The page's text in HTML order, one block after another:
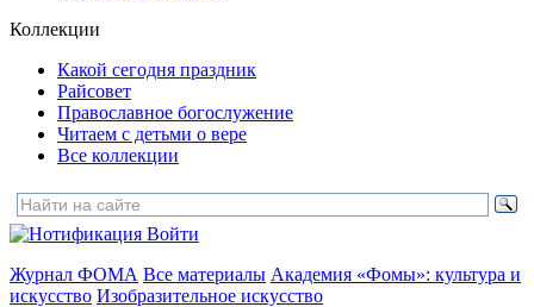
Коллекции
Какой сегодня праздник
Райсовет
Православное богослужение
Читаем с детьми о вере
Все коллекции
Войти
Журнал ФОМА Все материалы Академия «Фомы»: культура и
искусство Изобразительное искусство